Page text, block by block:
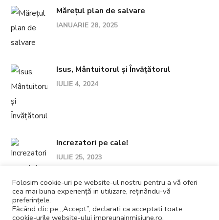
Mărețul plan de salvare
IANUARIE 28, 2025
Isus, Mântuitorul și Învățătorul
IULIE 4, 2024
Increzatori pe cale!
IULIE 25, 2023
Folosim cookie-uri pe website-ul nostru pentru a vă oferi
cea mai buna experiență in utilizare, reținându-vă
preferințele.
Făcând clic pe „Accept”, declarati ca acceptati toate
cookie-urile website-ului impreunainmisiune.ro.